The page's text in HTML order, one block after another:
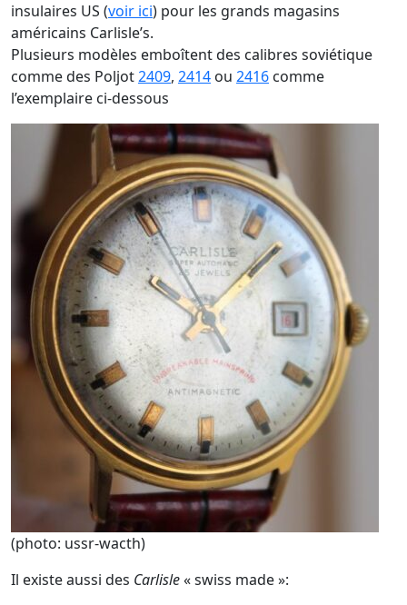
insulaires US (voir ici) pour les grands magasins
américains Carlisle’s.
Plusieurs modèles emboîtent des calibres soviétique
comme des Poljot2409, 2414 ou 2416 comme
l’exemplaire ci-dessous
(photo: ussr-wacth)
Il existe aussi des Carlisle« swiss made »: